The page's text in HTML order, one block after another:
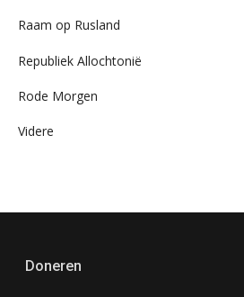
Raam op Rusland
Republiek Allochtonië
Rode Morgen
Videre
Doneren